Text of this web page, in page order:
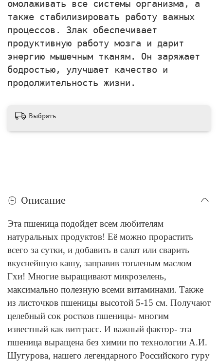
омолаживать все системы организма, а
также стабилизировать работу важных
процессов. Злак обеспечивает
продуктивную работу мозга и дарит
энергию мышечным тканям. Он заряжает
бодростью, улучшает качество и
продолжительность жизни.
Выбрать
Описание
Эта пшеница подойдет всем любителям
натуральных продуктов! Её можно прорастить
всего за сутки, и добавить в салат или сварить
вкуснейшую кашу, заправив топленым маслом
Гхи! Многие выращивают микрозелень,
максимально полезную всеми витаминами. Также
из листочков пшеницы высотой 5-15 см. Получают
целебный сок ростков пшеницы- многим
известный как витграсс. И важный фактор- эта
пшеница выращена без химии по технологии А.И.
Шугурова, нашего легендарного Российского гуру